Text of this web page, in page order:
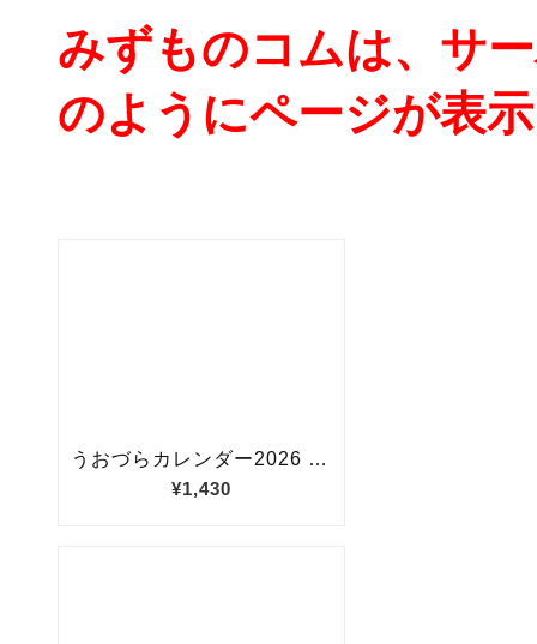
みずものコムは、サ
のようにページが表